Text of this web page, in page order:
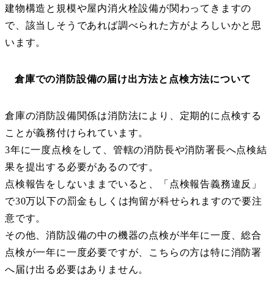
建物構造と規模や屋内消火栓設備が関わってきますの
で、該当しそうであれば調べられた方がよろしいかと思
います。
倉庫での消防設備の届け出方法と点検方法について
倉庫の消防設備関係は消防法により、定期的に点検する
ことが義務付けられています。
3年に一度点検をして、管轄の消防長や消防署長へ点検結
果を提出する必要があるのです。
点検報告をしないままでいると、「点検報告義務違反」
で30万以下の罰金もしくは拘留が科せられますので要注
意です。
その他、消防設備の中の機器の点検が半年に一度、総合
点検が一年に一度必要ですが、こちらの方は特に消防署
へ届け出る必要はありません。